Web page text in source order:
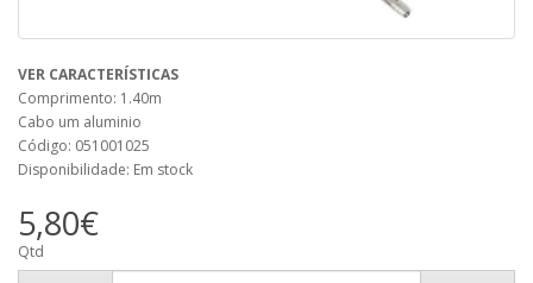
VER CARACTERÍSTICAS
Comprimento: 1.40m
Cabo um aluminio
Código: 051001025
Disponibilidade: Em stock
5,80€
Qtd